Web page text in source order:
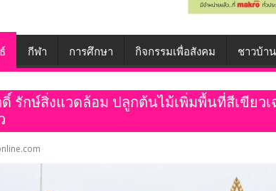
กีฬา การศึกษา กิจกรรมเพื่อสังคม ชาวบ้าน
รักษ์สิ่งแวดล้อม ปลูกต้นไม้เพิ่มพื้นที่สีเขียว